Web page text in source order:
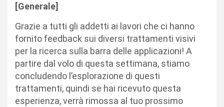
[Generale]
Grazie a tutti gli addetti ai lavori che ci hanno
fornito feedback sui diversi trattamenti visivi
per la ricerca sulla barra delle applicazioni! A
partire dal volo di questa settimana, stiamo
concludendo l’esplorazione di questi
trattamenti, quindi se hai ricevuto questa
esperienza, verrà rimossa al tuo prossimo